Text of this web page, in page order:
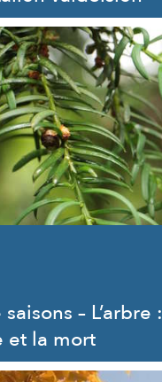
– L’arbre
et la mort